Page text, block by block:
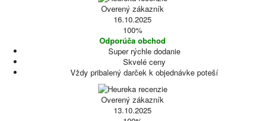
Overený zákazník
16.10.2025
100%
Odporúča obchod
Super rýchle dodanie
Skvelé ceny
Vždy pribalený darček k objednávke poteší
Overený zákazník
13.10.2025